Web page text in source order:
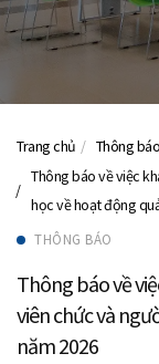
Trang chủ
Thông báo
Thông báo về việc
học về hoạt động
THÔNG BÁO
Thông báo về
viên chức và
năm 2026